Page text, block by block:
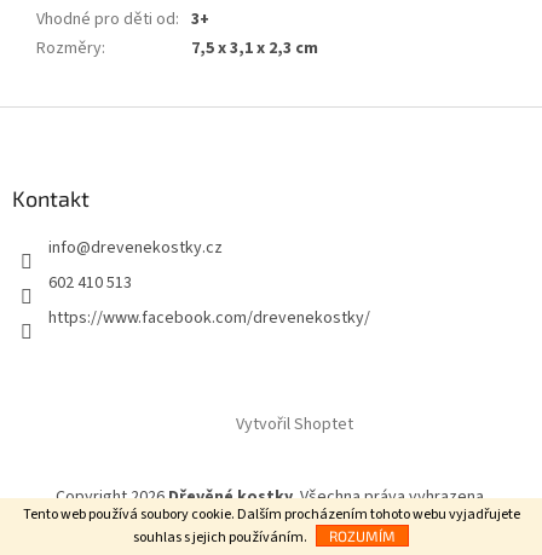
Tento web používá soubory cookie. Dalším procházením tohoto webu vyjadřujete
souhlas s jejich používáním.
ROZUMÍM
Vhodné pro děti od: 3+
Rozměry: 7,5 x 3,1 x 2,3 cm
Kontakt
info@drevenekostky.cz
602 410 513
https://www.facebook.com/drevenekostky/
Vytvořil Shoptet
Copyright 2026Dřevěné kostky. Všechna práva vyhrazena.